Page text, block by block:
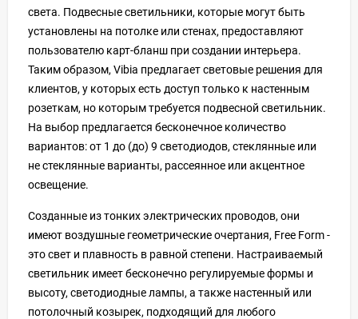
света. Подвесные светильники, которые могут быть
установлены на потолке или стенах, предоставляют
пользователю карт-бланш при создании интерьера.
Таким образом, Vibia предлагает световые решения для
клиентов, у которых есть доступ только к настенным
розеткам, но которым требуется подвесной светильник.
На выбор предлагается бесконечное количество
вариантов: от 1 до (до) 9 светодиодов, стеклянные или
не стеклянные варианты, рассеянное или акцентное
освещение.
Созданные из тонких электрических проводов, они
имеют воздушные геометрические очертания, Free Form -
это свет и плавность в равной степени. Настраиваемый
светильник имеет бесконечно регулируемые формы и
высоту, светодиодные лампы, а также настенный или
потолочный козырек, подходящий для любого